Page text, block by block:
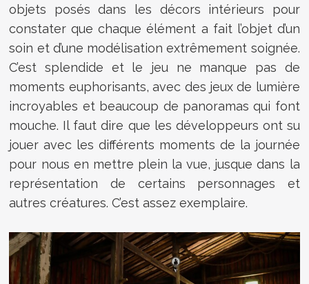
objets posés dans les décors intérieurs pour
constater que chaque élément a fait l’objet d’un
soin et d’une modélisation extrêmement soignée.
C’est splendide et le jeu ne manque pas de
moments euphorisants, avec des jeux de lumière
incroyables et beaucoup de panoramas qui font
mouche. Il faut dire que les développeurs ont su
jouer avec les différents moments de la journée
pour nous en mettre plein la vue, jusque dans la
représentation de certains personnages et
autres créatures. C’est assez exemplaire.